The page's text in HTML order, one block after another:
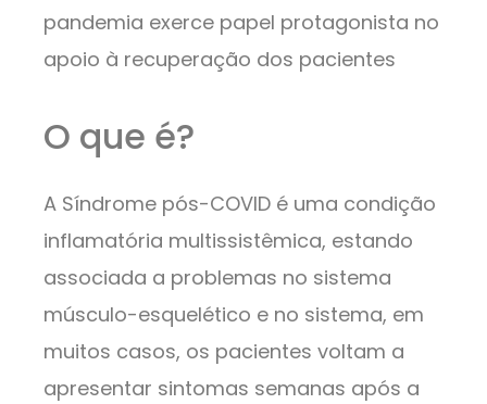
pandemia exerce papel protagonista no
apoio à recuperação dos pacientes
O que é?
A Síndrome pós-COVID é uma condição
inflamatória multissistêmica, estando
associada a problemas no sistema
músculo-esquelético e no sistema, em
muitos casos, os pacientes voltam a
apresentar sintomas semanas após a